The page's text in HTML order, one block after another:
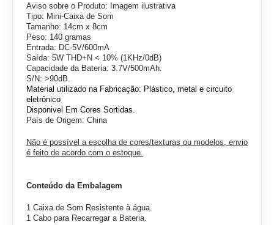
Aviso sobre o Produto: Imagem ilustrativa
Tipo: Mini-Caixa de Som
Tamanho: 14cm x 8cm
Peso: 140 gramas
Entrada: DC-5V/600mA
Saída: 5W THD+N < 10% (1KHz/0dB)
Capacidade da Bateria: 3.7V/500mAh.
S/N: >90dB.
Material utilizado na Fabricação: Plástico, metal e circuito
eletrônico
Disponivel Em Cores Sortidas.
País de Origem: China
Não é possível a escolha de cores/texturas ou modelos, envio
é feito de acordo com o estoque.
Conteúdo da Embalagem
1 Caixa de Som Resistente à água.
1 Cabo para Recarregar a Bateria.